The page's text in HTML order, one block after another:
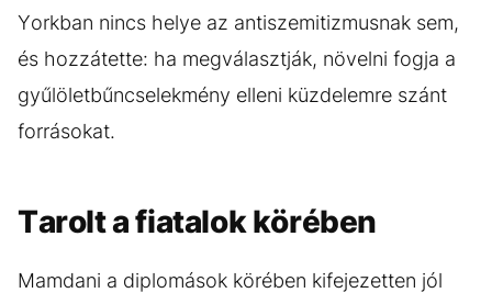
Yorkban nincs helye az antiszemitizmusnak sem,
és hozzátette: ha megválasztják, növelni fogja a
gyűlöletbűncselekmény elleni küzdelemre szánt
forrásokat.
Tarolt a fiatalok körében
Mamdani a diplomások körében kifejezetten jól